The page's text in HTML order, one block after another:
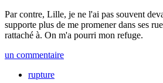
Par contre, Lille, je ne l'ai pas souvent
supporte plus de me promener dans ses
rattaché à. On m'a pourri mon refuge.
un commentaire
rupture